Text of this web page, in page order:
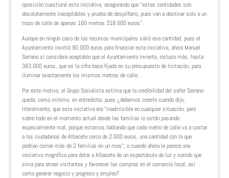
oposición cuestionó esta iniciativa, asegurando que “estas cantidades son
absolutamente inaceptables y prueba de despilfarro, pues van a destinar solo a un
trozo de calle de apenas 160 metros 318.000 euros”.
Aunque en ningún caso de los recursos municipales salió esa cantidad, pues el
Ayuntamiento invirtió 90.000 euros para financiar esta iniciativa, ahora Manuel
Serrano sí considera aceptable que el Ayuntamiento invierta, incluso más, hasta
363.000 euros, que es la cifra base fijada en su presupuesto de licitación, para
iluminar exactamente los mismos metros de calle.
Por este motivo, el Grupo Socialista estima que la credibilidad del señor Serrano
queda, como mínimo, en entredicho, pues ¿debemos creerle cuando dijo,
literalmente, que esta iniciativa era “inadmisible en cualquier situación, pero
sobre todo en el momento actual donde las familias lo están pasando
especialmente mal, porque estamos hablando que cada metro de calle va a costar
a los ciudadanos de Albacete cerca de 2.000 euros, una cantidad con la que
podrían comer más de 2 familias en un mes”; o cuando ahora le parece una
iniciativa magnífica para dotar a Albacete de un espectáculo de luz y sonido que
sirva para atraer visitantes y favorecer las compras en el comercio local, así
como generar negocio y progreso y empleo?